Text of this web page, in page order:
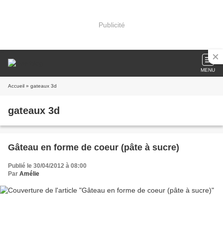
Publicité
MENU
Accueil » gateaux 3d
gateaux 3d
Gâteau en forme de coeur (pâte à sucre)
Publié le 30/04/2012 à 08:00
Par Amélie